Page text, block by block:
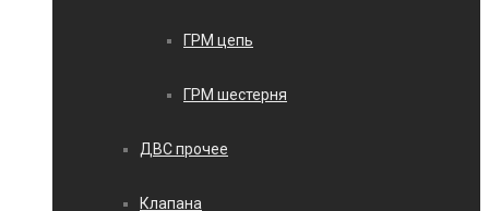
ГРМ цепь
ГРМ шестерня
ДВС прочее
Клапана